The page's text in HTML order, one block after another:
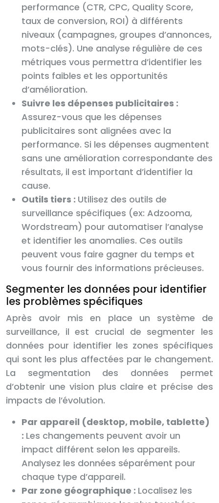
performance (CTR, CPC, Quality Score,
taux de conversion, ROI) à différents
niveaux (campagnes, groupes d’annonces,
mots-clés). Une analyse régulière de ces
métriques vous permettra d’identifier les
points faibles et les opportunités
d’amélioration.
Suivre les dépenses publicitaires :
Assurez-vous que les dépenses
publicitaires sont alignées avec la
performance. Si les dépenses augmentent
sans une amélioration correspondante des
résultats, il est important d’identifier la
cause.
Outils tiers : Utilisez des outils de
surveillance spécifiques (ex: Adzooma,
Wordstream) pour automatiser l’analyse
et identifier les anomalies. Ces outils
peuvent vous faire gagner du temps et
vous fournir des informations précieuses.
Segmenter les données pour identifier
les problèmes spécifiques
Après avoir mis en place un système de
surveillance, il est crucial de segmenter les
données pour identifier les zones spécifiques
qui sont les plus affectées par le changement.
La segmentation des données permet
d’obtenir une vision plus claire et précise des
impacts de l’évolution.
Par appareil (desktop, mobile, tablette)
: Les changements peuvent avoir un
impact différent selon les appareils.
Analysez les données séparément pour
chaque type d’appareil.
Par zone géographique : Localisez les